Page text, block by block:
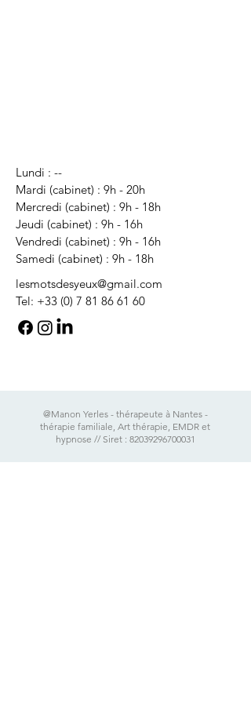
Lundi : --
Mardi (cabinet) : 9h - 20h
Mercredi (cabinet) : 9h - 18h
Jeudi (cabinet) : 9h - 16h
Vendredi (cabinet) : 9h - 16h
Samedi (cabinet) : 9h - 18h
lesmotsdesyeux@gmail.com
Tel: +33 (0) 7 81 86 61 60
@Manon Yerles - thérapeute à Nantes -
thérapie familiale, Art thérapie, EMDR et
hypnose // Siret : 82039296700031